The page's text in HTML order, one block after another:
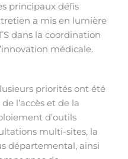
principaux défis
a mis en lumière
dans la coordination
médicale.
priorités ont été
l’accès et de la
d’outils
multi-sites, la
départemental, ainsi